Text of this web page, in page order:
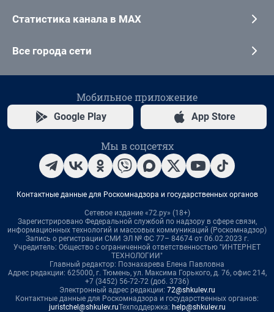
Статистика канала в MAX
Все города сети
Мобильное приложение
Google Play App Store
Мы в соцсетях
Контактные данные для Роскомнадзора и государственных органов
Сетевое издание «72.ру» (18+)
Зарегистрировано Федеральной службой по надзору в сфере связи,
информационных технологий и массовых коммуникаций (Роскомнадзор)
Запись о регистрации СМИ ЭЛ № ФС 77– 84674 от 06.02.2023 г.
Учредитель: Общество с ограниченной ответственностью "ИНТЕРНЕТ
ТЕХНОЛОГИИ"
Главный редактор: Познахарева Елена Павловна
Адрес редакции: 625000, г. Тюмень, ул. Максима Горького, д. 76, офис 214,
+7 (3452) 56-72-72 (доб. 3736)
Электронный адрес редакции: 72@shkulev.ru
Контактные данные для Роскомнадзора и государственных органов:
juristchel@shkulev.ruТехподдержка: help@shkulev.ru